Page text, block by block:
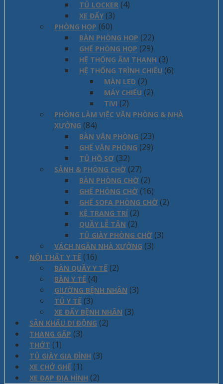
TỦ LOCKER (4)
XE ĐẨY (3)
PHÒNG HỌP (60)
BÀN PHÒNG HỌP (22)
GHẾ PHÒNG HỌP (29)
HỆ THỐNG ÂM THANH (3)
HỆ THỐNG TRÌNH CHIẾU (6)
MÀN LED (2)
MÁY CHIẾU (2)
TIVI (2)
PHÒNG LÀM VIỆC VĂN PHÒNG & NHÀ
XƯỞNG (84)
BÀN VĂN PHÒNG (23)
GHẾ VĂN PHÒNG (29)
TỦ HỒ SƠ (32)
SẢNH & PHÒNG CHỜ (27)
BÀN PHÒNG CHỜ (2)
GHẾ PHÒNG CHỜ (16)
GHẾ SOFA PHÒNG CHỜ (2)
KỆ TRANG TRÍ (2)
QUẦY LỄ TÂN (2)
TỦ GIÀY PHÒNG CHỜ (3)
VÁCH NGĂN NHÀ XƯỞNG (3)
NỘI THẤT Y TẾ (16)
BÀN QUẦY Y TẾ (2)
BÀN Y TẾ (4)
GIƯỜNG BỆNH NHÂN (3)
TỦ Y TẾ (3)
XE ĐẨY BỆNH NHÂN (3)
SÂN KHẤU DI ĐỘNG (2)
THANG GẤP (3)
THỚT (1)
TỦ GIÀY GIA ĐÌNH (3)
XE CHỞ GHẾ (1)
XE ĐẠP ĐỊA HÌNH (2)